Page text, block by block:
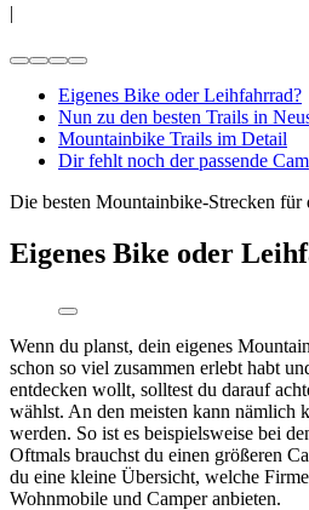
|
Eigenes Bike oder Leihfahrrad?
Nun zu den besten Trails in
Mountainbike Trails im Detail
Dir fehlt noch der passende
Die besten Mountainbike-Strecken für
Eigenes Bike oder
Wenn du planst, dein eigenes
schon so viel zusammen erlebt habt
entdecken wollt, solltest du darauf
wählst. An den meisten kann nämlich
werden. So ist es beispielsweise bei
Oftmals brauchst du einen größeren
du eine kleine Übersicht, welche
Wohnmobile und Camper anbieten.